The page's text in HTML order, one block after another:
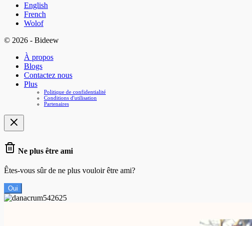
English
French
Wolof
© 2026 - Bideew
À propos
Blogs
Contactez nous
Plus
Politique de confidentialité
Conditions d'utilisation
Partenaires
Ne plus être ami
Êtes-vous sûr de ne plus vouloir être ami?
Oui